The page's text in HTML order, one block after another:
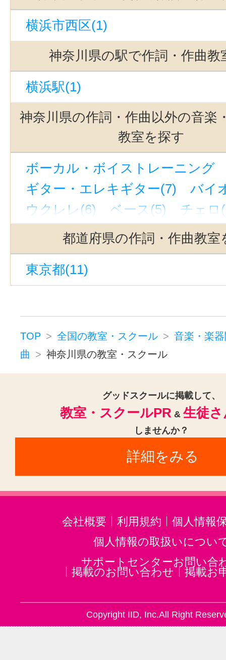
横浜市西区(1)
神奈川県の駅で作詞・作曲教
横浜駅(1)
神奈川県の作詞・作曲以外の音楽
教室を探す
ボーカル・ボイストレーニング
ギター・エレキギター(7)
バイ
ウクレレ(6)
ベース(5)
チェロ
ウッドベース(2)
ビオラ(4)
ピ
ジャズピアノ(3)
キーボード・
コンピュータミュージック・
オカリナ(2)
ハーモニカ(2)
トロンボーン(4)
チューバ(2)
サックス(6)
トランペット(6)
クラリネット(6)
ゴスペル(2)
二胡(6)
三味線(6)
沖縄三線(6)
邦楽・J-POP(6)
音楽・楽器その他(6)
都道府県の作詞・作曲教室
東京都(11)
TOP 全国の教室・スクール
音楽・楽
曲
神奈川県の教室・スクール
グッドスクールに掲載して、
教室・スクールPR & 生徒
しませんか？
詳細をみる
会社概要 利用規約
個人情報
個人情報の取扱いについ
サポートセンターお問い合
掲載のお問い合わせ
掲載お
Copyright IID, Inc.All Right